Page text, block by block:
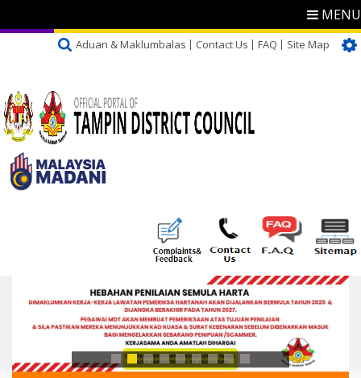
MENU
Aduan & Maklumbalas Contact Us FAQ Site Map